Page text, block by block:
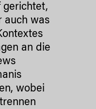
gerichtet,
auch was
an die
wobei